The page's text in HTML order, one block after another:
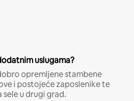
uslugama?
opremljene stambene
i postojeće zaposlenike te
sele u drugi grad.